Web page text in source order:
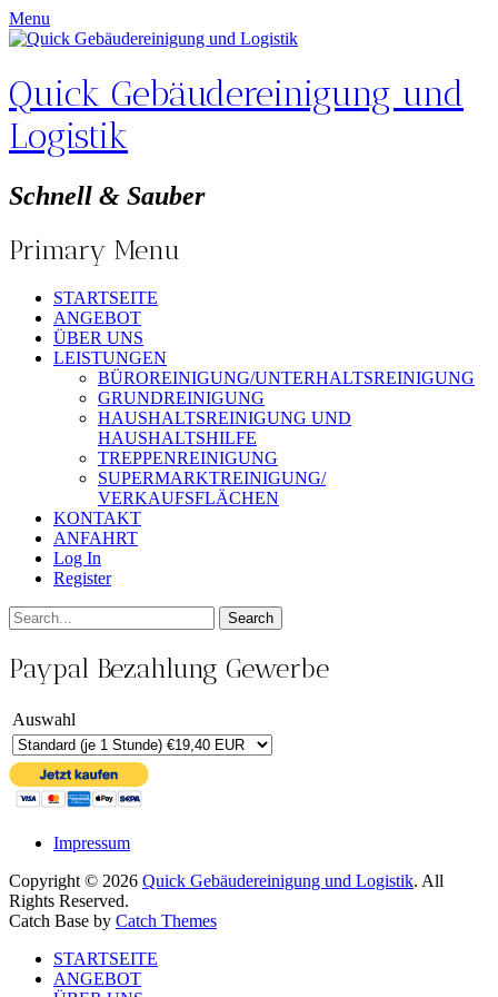
Menu
Quick Gebäudereinigung und
Logistik
Schnell & Sauber
Primary Menu
Skip
content
STARTSEITE
ANGEBOT
ÜBER UNS
LEISTUNGEN
BÜROREINIGUNG/UNTERHALTSREINIGUNG
GRUNDREINIGUNG
HAUSHALTSREINIGUNG UND
HAUSHALTSHILFE
TREPPENREINIGUNG
SUPERMARKTREINIGUNG/
VERKAUFSFLÄCHEN
KONTAKT
ANFAHRT
Log In
Register
Search
Search
for:
Paypal Bezahlung Gewerbe
Auswahl
Impressum
Copyright © 2026 Quick Gebäudereinigung und Logistik. All
Rights Reserved.
Catch Base by Catch Themes
STARTSEITE
ANGEBOT